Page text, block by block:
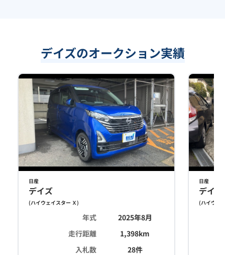
デイズのオークション実績
日産
デイズ
(ハイウェイスター Ｘ)
年式
2025年8月
走行距離
1,398km
入札数
28件
日産
デイズ
(ハイウェ